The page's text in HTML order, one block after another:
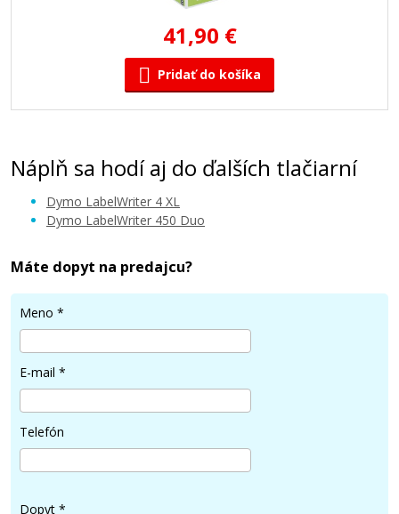
41,90 €
Pridať do košíka
Náplň sa hodí aj do ďalších tlačiarní
Dymo LabelWriter 4 XL
Dymo LabelWriter 450 Duo
Máte dopyt na predajcu?
Meno *
E-mail *
Telefón
Dopyt *